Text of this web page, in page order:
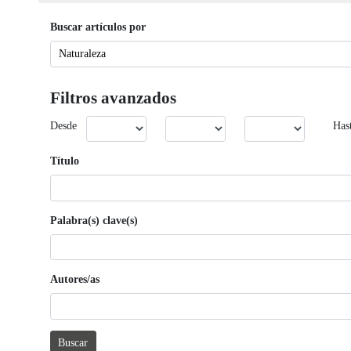
Buscar artículos por
Filtros avanzados
Desde
Título
Palabra(s) clave(s)
Autores/as
Buscar